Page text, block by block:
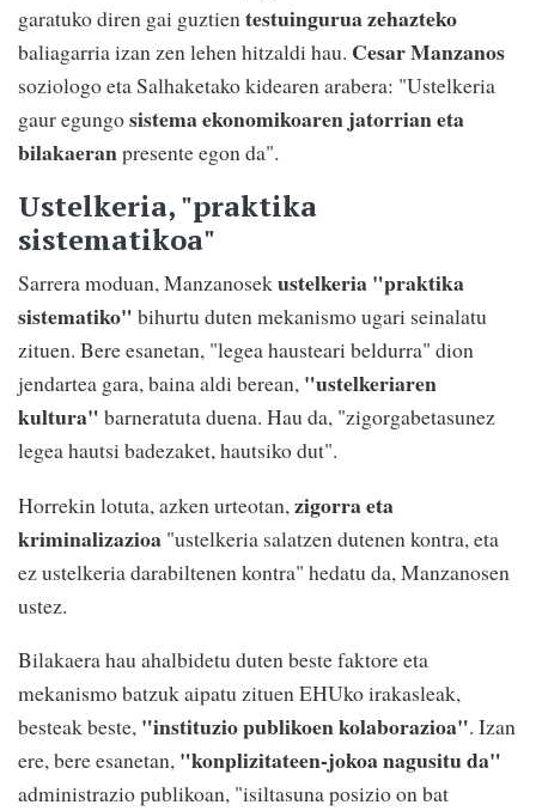
garatuko diren gai guztien testuingurua zehazteko
baliagarria izan zen lehen hitzaldi hau. Cesar Manzanos
soziologo eta Salhaketako kidearen arabera: "Ustelkeria
gaur egungosistema ekonomikoaren jatorrian eta
bilakaeranpresente egon da".
Ustelkeria, "praktika
sistematikoa"
Sarrera moduan, Manzanosekustelkeria "praktika
sistematiko" bihurtu duten mekanismo ugari seinalatu
zituen. Bere esanetan, "legea hausteari beldurra" dion
jendartea gara, baina aldi berean, "ustelkeriaren
kultura" barneratuta duena. Hau da, "zigorgabetasunez
legea hautsi badezaket, hautsiko dut".
Horrekin lotuta, azken urteotan, zigorra eta
kriminalizazioa "ustelkeria salatzen dutenen kontra, eta
ez ustelkeria darabiltenen kontra" hedatu da, Manzanosen
ustez.
Bilakaera hau ahalbidetu duten beste faktore eta
mekanismo batzuk aipatu zituen EHUko irakasleak,
besteak beste, "instituzio publikoen kolaborazioa". Izan
ere, bere esanetan, "konplizitateen-jokoa nagusitu da"
administrazio publikoan, "isiltasuna posizio on bat